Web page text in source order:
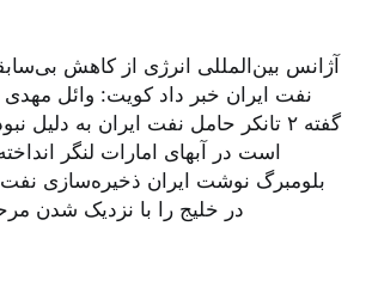
آژانس بین‌المللی انرژی از کاهش
نفت ایران خبر داد کویت: وائل مهدی
گفته ۲ تانکر حامل نفت ایران به دلیل
است در آبهای امارات لنگر
بلومبرگ نوشت ایران ذخیره‌سازی
در خلیج را با نزدیک شدن